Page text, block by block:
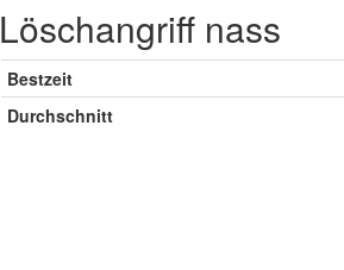
Löschangriff nass
Bestzeit
Durchschnitt